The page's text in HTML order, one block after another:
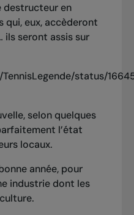
destructeur en
qui, eux, accèderont
ils seront assis sur
status/
selon quelques
l’état
locaux.
année, pour
industrie dont les